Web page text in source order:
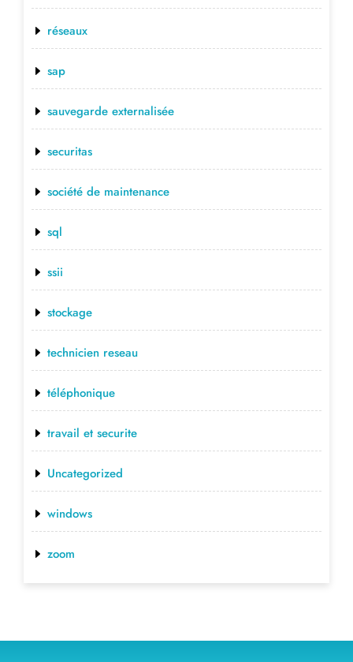
réseaux
sap
sauvegarde externalisée
securitas
société de maintenance
sql
ssii
stockage
technicien reseau
téléphonique
travail et securite
Uncategorized
windows
zoom